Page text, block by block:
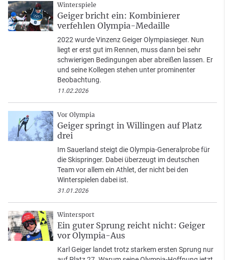
Winterspiele
Geiger bricht ein: Kombinierer
verfehlen Olympia-Medaille
2022 wurde Vinzenz Geiger Olympiasieger. Nun
liegt er erst gut im Rennen, muss dann bei sehr
schwierigen Bedingungen aber abreißen lassen. Er
und seine Kollegen stehen unter prominenter
Beobachtung.
11.02.2026
Vor Olympia
Geiger springt in Willingen auf Platz
drei
Im Sauerland steigt die Olympia-Generalprobe für
die Skispringer. Dabei überzeugt im deutschen
Team vor allem ein Athlet, der nicht bei den
Winterspielen dabei ist.
31.01.2026
Wintersport
Ein guter Sprung reicht nicht: Geiger
vor Olympia-Aus
Karl Geiger landet trotz starkem ersten Sprung nur